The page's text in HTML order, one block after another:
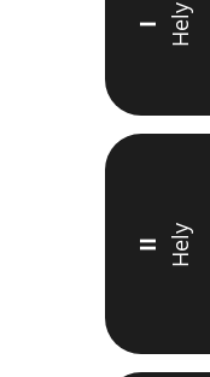
I Hely
II Hely